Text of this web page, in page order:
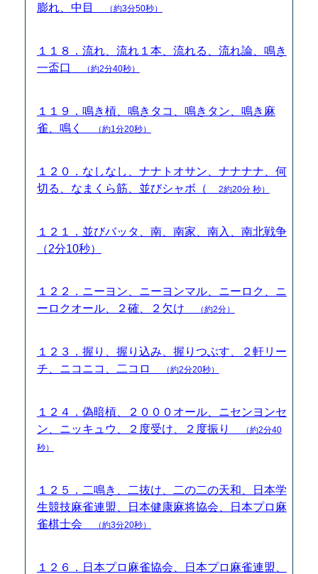
膨れ、中目
（約3分50秒）
１１８．流れ、流れ１本、流れる、流れ論、鳴き
一盃口
（約2分40秒）
１１９．鳴き槓、鳴きタコ、鳴きタン、鳴き麻
雀、鳴く
（約1分20秒）
１２０．なしなし、ナナトオサン、ナナナナ、何
切る、なまくら筋、並びシャボ（
2約20分 秒）
１２１．並びバッタ、南、南家、南入、南北戦争
（2分10秒）
１２２．ニーヨン、ニーヨンマル、ニーロク、ニ
ーロクオール、２確、２欠け
（約2分）
１２３．握り、握り込み、握りつぶす、２軒リー
チ、ニコニコ、二コロ
（約2分20秒）
１２４．偽暗槓、２０００オール、ニセンヨンセ
ン、ニッキュウ、２度受け、２度振り
（約2分40
秒）
１２５．二鳴き、二抜け、二の二の天和、日本学
生競技麻雀連盟、日本健康麻将協会、日本プロ麻
雀棋士会
（約3分20秒）
１２６．日本プロ麻雀協会、日本プロ麻雀連盟、